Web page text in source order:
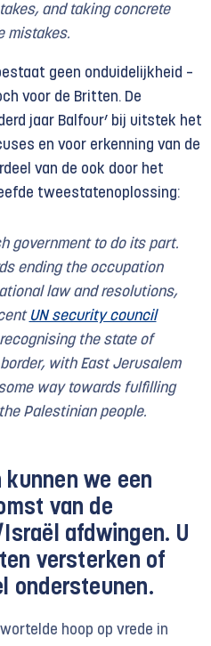
and taking concrete
mistakes.
geen onduidelijkheid –
voor de Britten. De
jaar Balfour’ bij uitstek het
en voor erkenning van de
van de ook door het
tweestatenoplossing:
government to do its part.
ending the occupation
law and resolutions,
UN security council
the state of
with East Jerusalem
way towards fulfilling
Palestinian people.
kunnen we een
van de
afdwingen. U
versterken of
ondersteunen.
hoop op vrede in